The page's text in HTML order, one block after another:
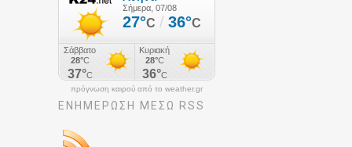
πρόγνωση καιρού από το weather.gr
ΕΝΗΜΈΡΩΣΉ ΜΕΣΩ RSS